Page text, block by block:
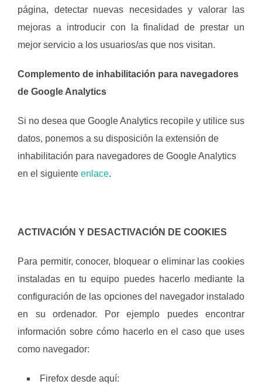
página, detectar nuevas necesidades y valorar las
mejoras a introducir con la finalidad de prestar un
mejor servicio a los usuarios/as que nos visitan.
Complemento de inhabilitación para navegadores
de Google Analytics
Si no desea que Google Analytics recopile y utilice sus
datos, ponemos a su disposición la extensión de
inhabilitación para navegadores de Google Analytics
en el siguiente enlace.
ACTIVACIÓN Y DESACTIVACIÓN DE COOKIES
Para permitir, conocer, bloquear o eliminar las cookies
instaladas en tu equipo puedes hacerlo mediante la
configuración de las opciones del navegador instalado
en su ordenador. Por ejemplo puedes encontrar
información sobre cómo hacerlo en el caso que uses
como navegador:
Firefox desde aquí: